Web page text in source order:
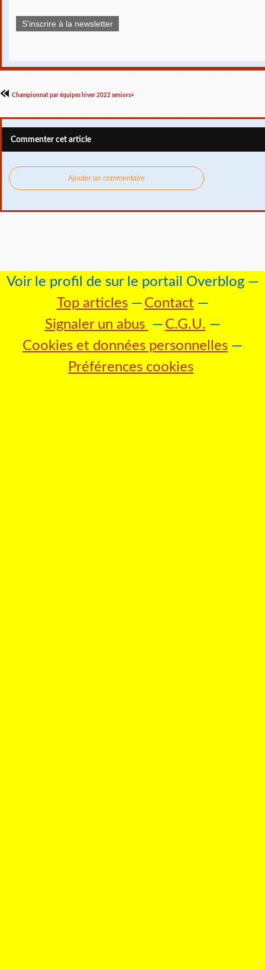
S'inscrire à la newsletter
Championnat par équipes hiver 2022 seniors+
Commenter cet article
Ajouter un commentaire
Voir le profil de sur le portail Overblog
Top articles
Contact
Signaler un abus
C.G.U.
Cookies et données personnelles
Préférences cookies